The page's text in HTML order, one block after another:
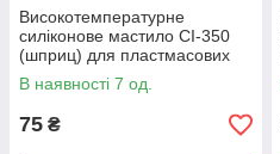
Високотемпературне
силіконове мастило СІ-350
(шприц) для пластмасових
шестерень і втулок
В наявності 7 од.
75 ₴